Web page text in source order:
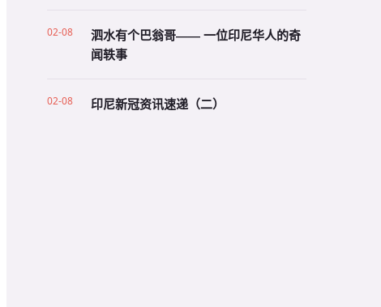
02-08
泗水有个巴翁哥—— 一位印尼华人的奇
闻轶事
02-08 印尼新冠资讯速递（二）